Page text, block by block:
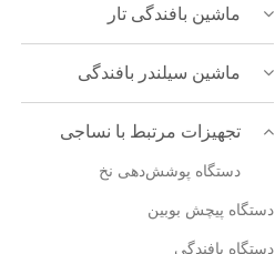
ماشین بافندگی تار
ماشین سیلندر بافندگی
تجهیزات مرتبط با نساجی
دستگاه پوشش‌دهی نخ
دستگاه پیچش بوبین
دستگاه بافندگی